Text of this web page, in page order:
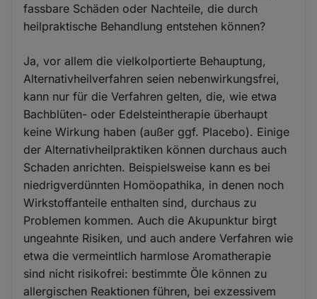
fassbare Schäden oder Nachteile, die durch
heilpraktische Behandlung entstehen können?
Ja, vor allem die vielkolportierte Behauptung,
Alternativheilverfahren seien nebenwirkungsfrei,
kann nur für die Verfahren gelten, die, wie etwa
Bachblüten- oder Edelsteintherapie überhaupt
keine Wirkung haben (außer ggf. Placebo). Einige
der Alternativheilpraktiken können durchaus auch
Schaden anrichten. Beispielsweise kann es bei
niedrigverdünnten Homöopathika, in denen noch
Wirkstoffanteile enthalten sind, durchaus zu
Problemen kommen. Auch die Akupunktur birgt
ungeahnte Risiken, und auch andere Verfahren wie
etwa die vermeintlich harmlose Aromatherapie
sind nicht risikofrei: bestimmte Öle können zu
allergischen Reaktionen führen, bei exzessivem